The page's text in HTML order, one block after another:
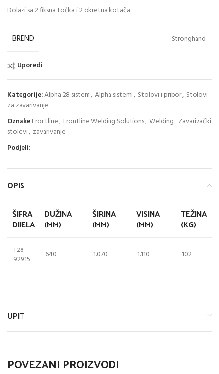
Dolazi sa 2 fiksna točka i 2 okretna kotača.
BREND Stronghand
Uporedi
Kategorije:Alpha 28 sistem, Alpha sistemi, Stolovi i pribor, Stolovi
za zavarivanje
OznakeFrontline, Frontline Welding Solutions, Welding, Zavarivački
stolovi, zavarivanje
Podjeli:
OPIS
ŠIFRA
DIJELA
DUŽINA
(MM)
ŠIRINA
(MM)
VISINA
(MM)
TEŽINA
(KG)
T28-
92915
640 1.070 1.110 102
UPIT
POVEZANI PROIZVODI